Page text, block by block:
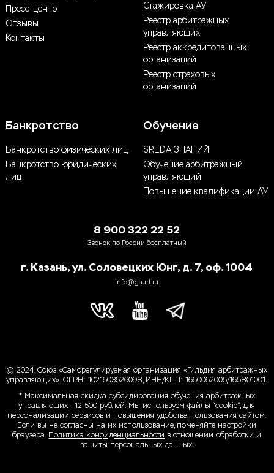
Пресс-центр
Отзывы
Контакты
Стажировка АУ
Реестр арбитражных
управляющих
Реестр аккредитованных
организаций
Реестр страховых
организаций
Банкротство
Банкротство физических лиц
Банкротство юридических
лиц
Обучение
SREDA ЗНАНИЙ
Обучение арбитражный
управляющий
Повышение квалификации АУ
8 900 322 22 52
Звонок по России бесплатный
г. Казань, ул. Соловецких Юнг, д. 7, оф. 1004
info@gaurt.ru
© 2024, Союз «Саморегулируемая организация «Гильдия арбитражных
управляющих». ОГРН: 1021603626098, ИНН/КПП: 1660062005/165801001.
* Максимальная скидка субсидирования обучения арбитражных
управляющих - 12 500 рублей. Мы используем файлы “cookie”, для
персонализации сервисов и повышения удобства пользования сайтом.
Если вы не согласны на их использование, поменяйте настройки
браузера. Политика конфиденциальности в отношении обработки и
защиты персональных данных.